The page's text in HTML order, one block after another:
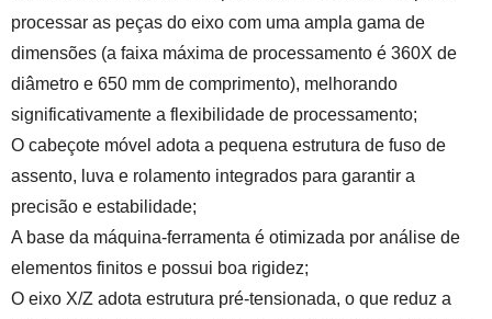
processar as peças do eixo com uma ampla gama de
dimensões (a faixa máxima de processamento é 360X de
diâmetro e 650 mm de comprimento), melhorando
significativamente a flexibilidade de processamento;
O cabeçote móvel adota a pequena estrutura de fuso de
assento, luva e rolamento integrados para garantir a
precisão e estabilidade;
A base da máquina-ferramenta é otimizada por análise de
elementos finitos e possui boa rigidez;
O eixo X/Z adota estrutura pré-tensionada, o que reduz a